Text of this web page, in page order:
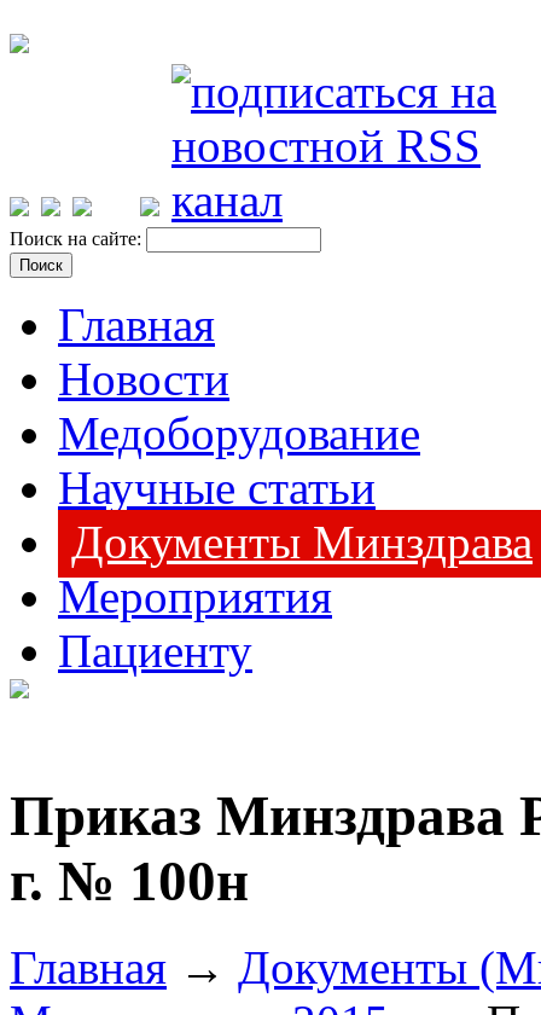
Поиск на сайте:
Главная
Новости
Медоборудование
Научные статьи
Документы Минздрава
Мероприятия
Пациенту
Приказ Минздрава
г. № 100н
Главная → Документы